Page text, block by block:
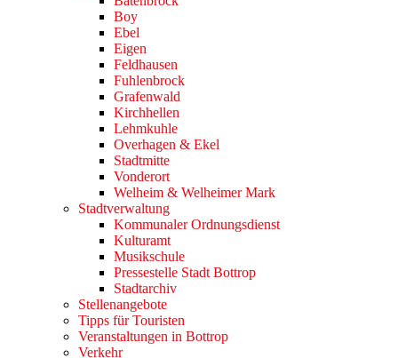
Boy
Ebel
Eigen
Feldhausen
Fuhlenbrock
Grafenwald
Kirchhellen
Lehmkuhle
Overhagen & Ekel
Stadtmitte
Vonderort
Welheim & Welheimer Mark
Stadtverwaltung
Kommunaler Ordnungsdienst
Kulturamt
Musikschule
Pressestelle Stadt Bottrop
Stadtarchiv
Stellenangebote
Tipps für Touristen
Veranstaltungen in Bottrop
Verkehr